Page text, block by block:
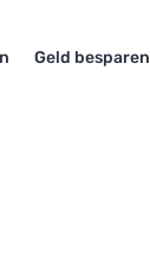
Geld besparen